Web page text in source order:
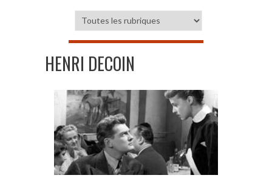
HENRI DECOIN